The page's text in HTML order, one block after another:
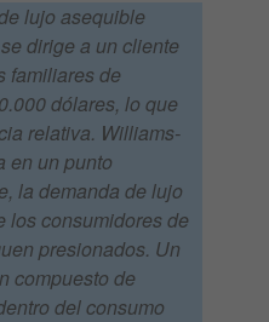
lujo asequible
dirige a un cliente
familiares de
dólares, lo que
relativa. Williams-
en un punto
la demanda de lujo
los consumidores de
presionados. Un
compuesto de
del consumo